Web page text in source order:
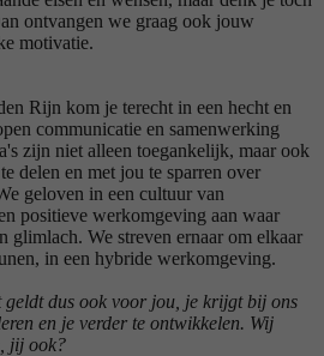
ontvangen we graag ook jouw
motivatie.
Rijn kom je terecht in een hecht en
communicatie en samenwerking
zijn niet alleen toegankelijk, maar ook
delen en met jou te sparren over
geloven in een cultuur van
positieve werkomgeving aan waar
glimlach. We streven ernaar om elkaar
in een hybride werkomgeving.
geldt dus ook voor jou, je krijgt bij ons
en je verder te ontwikkelen. Wij
jij ook?